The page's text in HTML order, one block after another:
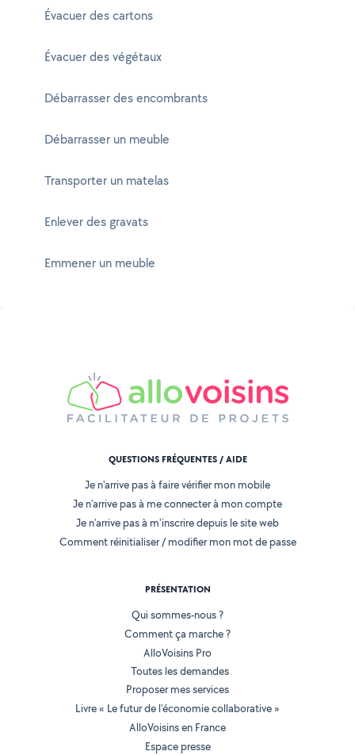
Évacuer des cartons
Évacuer des végétaux
Débarrasser des encombrants
Débarrasser un meuble
Transporter un matelas
Enlever des gravats
Emmener un meuble
QUESTIONS FRÉQUENTES / AIDE
Je n'arrive pas à faire vérifier mon mobile
Je n'arrive pas à me connecter à mon compte
Je n'arrive pas à m'inscrire depuis le site web
Comment réinitialiser / modifier mon mot de passe
PRÉSENTATION
Qui sommes-nous ?
Comment ça marche ?
AlloVoisins Pro
Toutes les demandes
Proposer mes services
Livre « Le futur de l'économie collaborative »
AlloVoisins en France
Espace presse